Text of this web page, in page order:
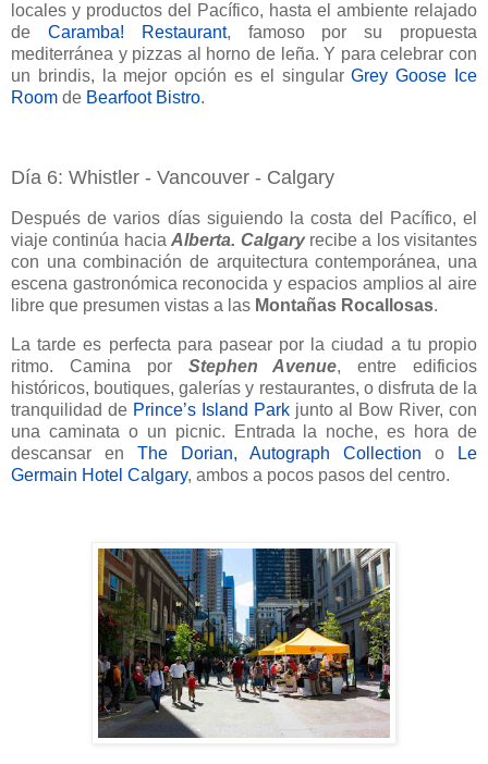
locales y productos del Pacífico, hasta el ambiente relajado
de Caramba! Restaurant, famoso por su propuesta
mediterránea y pizzas al horno de leña. Y para celebrar con
un brindis, la mejor opción es el singular Grey Goose Ice
Room de Bearfoot Bistro.
Día 6: Whistler - Vancouver - Calgary
Después de varios días siguiendo la costa del Pacífico, el
viaje continúa haciaAlberta. Calgaryrecibe a los visitantes
con una combinación de arquitectura contemporánea, una
escena gastronómica reconocida y espacios amplios al aire
libre que presumen vistas a las Montañas Rocallosas.
La tarde es perfecta para pasear por la ciudad a tu propio
ritmo. Camina por Stephen Avenue, entre edificios
históricos, boutiques, galerías y restaurantes, o disfruta de la
tranquilidad de Prince’s Island Park junto al Bow River, con
una caminata o un picnic. Entrada la noche, es hora de
descansar en The Dorian, Autograph Collection o
Le
Germain Hotel Calgary, ambos a pocos pasos del centro.